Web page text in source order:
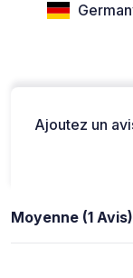
Ajoutez un
Moyenne (1